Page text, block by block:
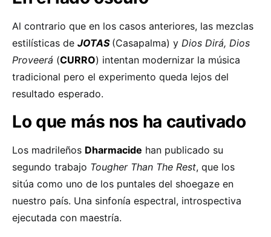
Al contrario que en los casos anteriores, las mezclas
estilísticas de JOTAS (Casapalma) y Dios Dirá, Dios
Proveerá (CURRO) intentan modernizar la música
tradicional pero el experimento queda lejos del
resultado esperado.
Lo que más nos ha cautivado
Los madrileños Dharmacide han publicado su
segundo trabajo Tougher Than The Rest, que los
sitúa como uno de los puntales del shoegaze en
nuestro país. Una sinfonía espectral, introspectiva
ejecutada con maestría.